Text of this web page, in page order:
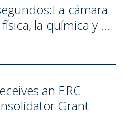
cámara
la química y ...
an ERC
Grant